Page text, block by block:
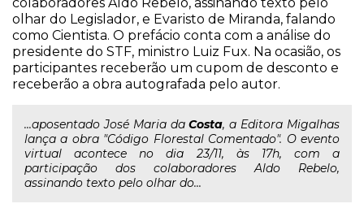
olhar do Legislador, e Evaristo de Miranda, falando
como Cientista. O prefácio conta com a análise do
presidente do STF, ministro Luiz Fux. Na ocasião, os
participantes receberão um cupom de desconto e
receberão a obra autografada pelo autor.
...aposentado José Maria daCosta, a Editora Migalhas
lança a obra "Código Florestal Comentado". O evento
virtual acontece no dia 23/11, às 17h, com a
participação dos colaboradores Aldo Rebelo,
assinando texto pelo olhar do...